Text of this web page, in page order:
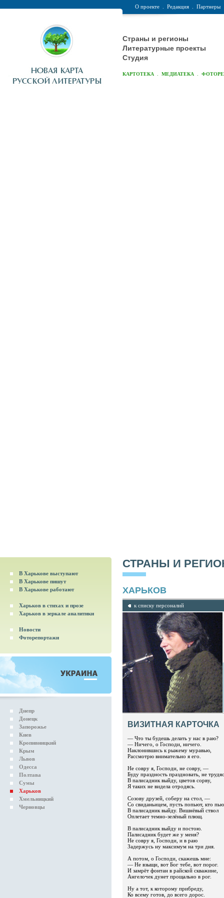
О проекте Редакция Партнеры
Страны и регионы
Литературные проекты
Студия
КАРТОТЕКА МЕДИАТЕКА
В Харькове выступают
В Харькове пишут
В Харькове работают
Харьков в стихах и прозе
Харьков в зеркале аналитики
Новости
Фоторепортажи
Днепр
Донецк
Запорожье
Киев
Кропивницкий
Крым
Львов
Одесса
Полтава
Сумы
Харьков
Хмельницкий
Черновцы
СТРАНЫ И
ХАРЬКОВ
к списку персоналий
ВИЗИТНАЯ КАРТОЧКА
— Что ты будешь делать у нас в раю?
— Ничего, о Господи, ничего.
Наклонившись к рыжему муравью,
Рассмотрю внимательно я его.
Не совру я, Господи, не совру, —
Буду праздность праздновать, не
В палисадник выйду, цветов сорву,
Я таких не видела отродясь.
Созову друзей, соберу на стол, —
Со свиданьицем, пусть попьют, кто
В палисадник выйду. Вишнёвый ствол
Оплетает темно-зелёный плющ.
В палисадник выйду и постою.
Палисадник будет же у меня?
Не совру я, Господи, и в раю
Задержусь ну максимум на три дня.
А потом, о Господи, скажешь мне:
— Не взыщи, вот Бог тебе, вот порог.
И замрёт фонтан в райской скважине,
Ангелочек дунет прощально в рог.
Ну а тот, к которому прибреду,
Ко всему готов, до всего дорос.